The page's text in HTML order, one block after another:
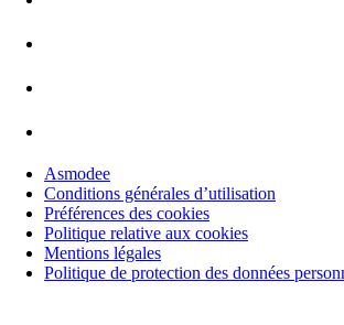
Asmodee
Conditions générales d’utilisation
Préférences des cookies
Politique relative aux cookies
Mentions légales
Politique de protection des données